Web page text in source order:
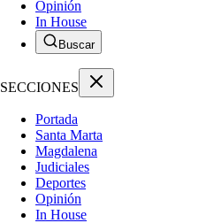
Opinión
In House
Buscar
SECCIONES
Portada
Santa Marta
Magdalena
Judiciales
Deportes
Opinión
In House